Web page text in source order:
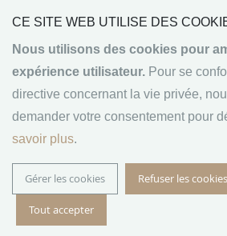
CE SITE WEB UTILISE DES
Nous utilisons des cookies pour
expérience utilisateur. Pour se
directive concernant la vie privée,
demander votre consentement pour
savoir plus.
Gérer les cookies Refuser les
Tout accepter
RSE
GROUPEMENT NEBOPAN
NOS VALEURS
CONDITIONS GÉNÉRALES DE VENTE
MENTIONS LÉGALES
© 2024 RULLIER BOIS - Tous droits